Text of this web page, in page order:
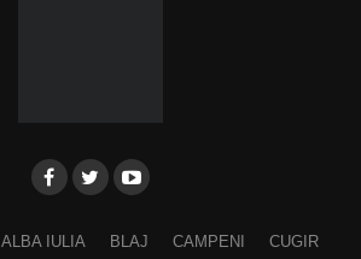
ALBA IULIA BLAJ CAMPENI CUGIR